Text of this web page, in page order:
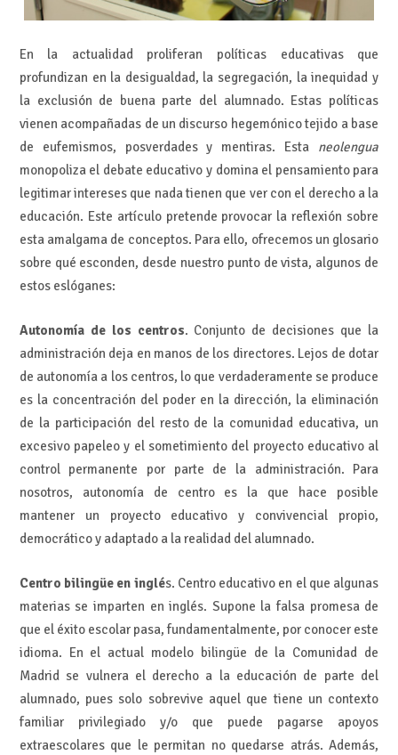
En la actualidad proliferan políticas educativas que
profundizan en la desigualdad, la segregación, la inequidad y
la exclusión de buena parte del alumnado. Estas políticas
vienen acompañadas de un discurso hegemónico tejido a base
de eufemismos, posverdades y mentiras. Esta neolengua
monopoliza el debate educativo y domina el pensamiento para
legitimar intereses que nada tienen que ver con el derecho a la
educación. Este artículo pretende provocar la reflexión sobre
esta amalgama de conceptos. Para ello, ofrecemos un glosario
sobre qué esconden, desde nuestro punto de vista, algunos de
estos eslóganes:
Autonomía de los centros. Conjunto de decisiones que la
administración deja en manos de los directores. Lejos de dotar
de autonomía a los centros, lo que verdaderamente se produce
es la concentración del poder en la dirección, la eliminación
de la participación del resto de la comunidad educativa, un
excesivo papeleo y el sometimiento del proyecto educativo al
control permanente por parte de la administración. Para
nosotros, autonomía de centro es la que hace posible
mantener un proyecto educativo y convivencial propio,
democrático y adaptado a la realidad del alumnado.
Centro bilingüe en inglés. Centro educativo en el que algunas
materias se imparten en inglés. Supone la falsa promesa de
que el éxito escolar pasa, fundamentalmente, por conocer este
idioma. En el actual modelo bilingüe de la Comunidad de
Madrid se vulnera el derecho a la educación de parte del
alumnado, pues solo sobrevive aquel que tiene un contexto
familiar privilegiado y/o que puede pagarse apoyos
extraescolares que le permitan no quedarse atrás. Además,